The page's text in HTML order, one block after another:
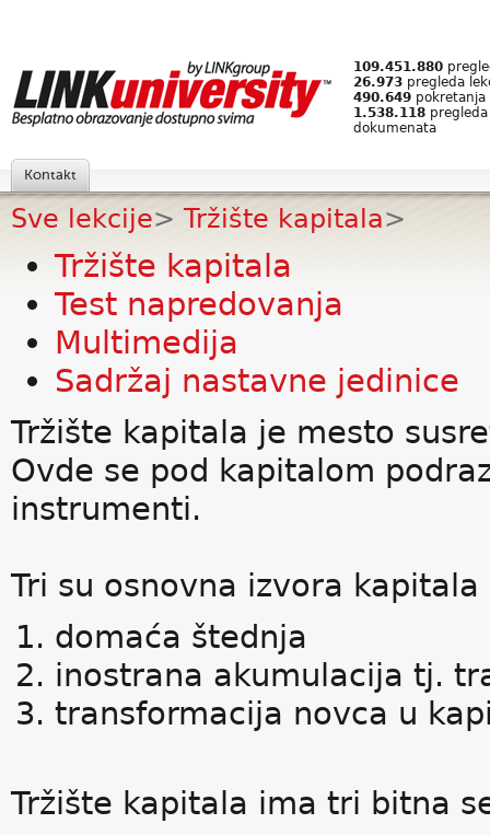
109.451.880
26.973 pregleda
490.649 pokretanja
1.538.118
dokumenata
Kontakt
Sve lekcije>Tržište kapitala>
Tržište kapitala
Test napredovanja
Multimedija
Sadržaj nastavne jedinice
Tržište kapitala je mesto
Ovde se pod kapitalom
instrumenti.
Tri su osnovna izvora
domaća štednja
inostrana akumulacija tj.
transformacija novca u
Tržište kapitala ima tri bitna